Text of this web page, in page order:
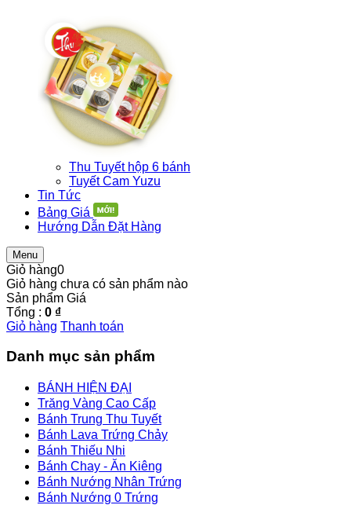
Thu Tuyết hộp 6 bánh
Tuyết Cam Yuzu
Tin Tức
Bảng Giá
Hướng Dẫn Đặt Hàng
Menu
Giỏ hàng0
Giỏ hàng chưa có sản phẩm nào
Sản phẩm Giá
Tổng : 0 ₫
Giỏ hàng Thanh toán
Danh mục sản phẩm
BÁNH HIỆN ĐẠI
Trăng Vàng Cao Cấp
Bánh Trung Thu Tuyết
Bánh Lava Trứng Chảy
Bánh Thiếu Nhi
Bánh Chay - Ăn Kiêng
Bánh Nướng Nhân Trứng
Bánh Nướng 0 Trứng